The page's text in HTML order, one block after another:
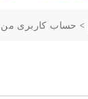
> حساب کاربری من